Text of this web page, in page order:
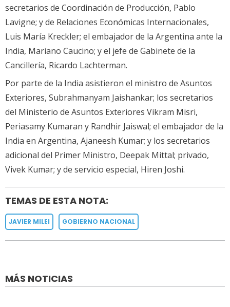
secretarios de Coordinación de Producción, Pablo
Lavigne; y de Relaciones Económicas Internacionales,
Luis María Kreckler; el embajador de la Argentina ante la
India, Mariano Caucino; y el jefe de Gabinete de la
Cancillería, Ricardo Lachterman.
Por parte de la India asistieron el ministro de Asuntos
Exteriores, Subrahmanyam Jaishankar; los secretarios
del Ministerio de Asuntos Exteriores Vikram Misri,
Periasamy Kumaran y Randhir Jaiswal; el embajador de la
India en Argentina, Ajaneesh Kumar; y los secretarios
adicional del Primer Ministro, Deepak Mittal; privado,
Vivek Kumar; y de servicio especial, Hiren Joshi.
TEMAS DE ESTA NOTA:
JAVIER MILEI GOBIERNO NACIONAL
MÁS NOTICIAS